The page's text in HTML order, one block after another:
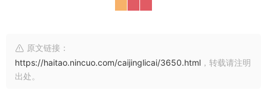
原文链接：
https://haitao.nincuo.com/caijinglicai/3650.html ，转载请注明
出处。